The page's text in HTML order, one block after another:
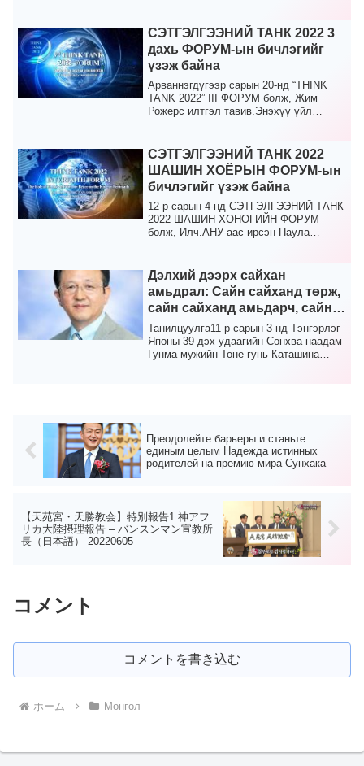
СЭТГЭЛГЭЭНИЙ ТАНК 2022 3
дахь ФОРУМ-ын бичлэгийг
үзэж байна
Арваннэгдүгээр сарын 20-нд “THINK
TANK 2022” III ФОРУМ болж, Жим
Рожерс илтгэл тавив.Энэхүү үйл
СЭТГЭЛГЭЭНИЙ ТАНК 2022
ШАШИН ХОЁРЫН ФОРУМ-ын
бичлэгийг үзэж байна
12-р сарын 4-нд СЭТГЭЛГЭЭНИЙ ТАНК
2022 ШАШИН ХОНОГИЙН ФОРУМ
болж, Илч.АНУ-аас ирсэн Паула
Дэлхий дээрх сайхан
амьдрал: Сайн сайханд төрж,
сайн сайханд амьдарч, сайн
сайханд үхээрэй
Танилцуулга11-р сарын 3-нд Тэнгэрлэг
Японы 39 дэх удаагийн Сонхва наадам
Гунма мужийн Тоне-гунь Каташина
Преодолейте барьеры и станьте
единым целым Надежда истинных
родителей на премию мира Сунхака
【天苑宮・天勝教会】特別報告1 神アフ
リカ大陸摂理報告 – バンスンマン宣教所
長（日本語） 20220605
コメント
コメントを書き込む
ホーム Монгол